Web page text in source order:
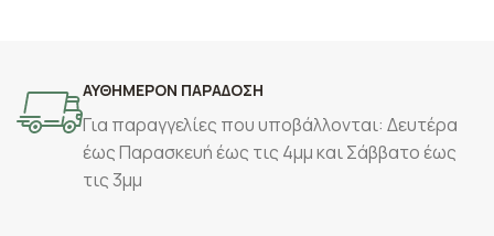
ΑΥΘΗΜΕΡΟΝ ΠΑΡΑΔΟΣΗ
Για παραγγελίες που υποβάλλονται: Δευτέρα
έως Παρασκευή έως τις 4μμ και Σάββατο έως
τις 3μμ